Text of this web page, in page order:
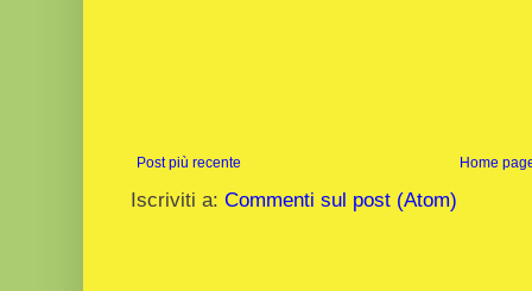
Post più recente Home
Iscriviti a: Commenti sul post (Atom)